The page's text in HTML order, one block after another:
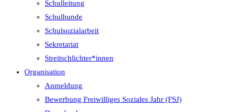
Schulleitung
Schulhunde
Schulsozialarbeit
Sekretariat
Streitschlichter*innen
Organisation
Anmeldung
Bewerbung Freiwilliges Soziales Jahr (FSJ)